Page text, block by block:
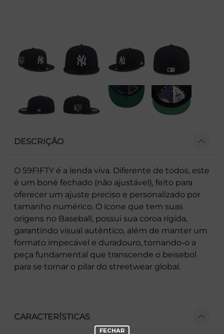
DESCRIÇÃO
O 59FIFTY é a lenda viva. Diferente de todos, este
é um boné fechado (não ajustável), feito para
oferecer um ajuste preciso e personalizado por
tamanho numérico. O ícone que tem suas
origens no Baseball, possui sua coroa rígida,
garantindo visual autêntico, além de manter um
formato impecável e duradouro, tornando-o a
peça fundamental que transcende o beisebol
para se tornar o pilar do streetwear global.
CARACTERÍSTICAS